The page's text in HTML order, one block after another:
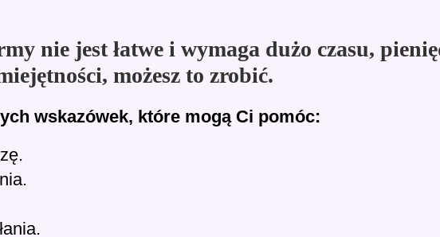
nie jest łatwe i wymaga dużo czasu,
możesz to zrobić.
wskazówek, które mogą Ci pomóc: